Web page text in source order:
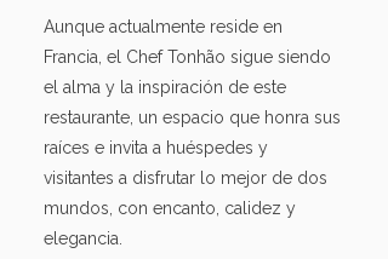
Aunque actualmente reside en
Francia, el Chef Tonhão sigue siendo
el alma y la inspiración de este
restaurante, un espacio que honra sus
raíces e invita a huéspedes y
visitantes a disfrutar lo mejor de dos
mundos, con encanto, calidez y
elegancia.